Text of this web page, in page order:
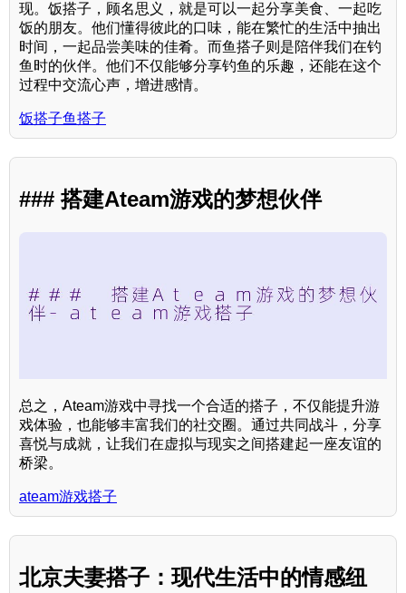
现。饭搭子，顾名思义，就是可以一起分享美食、一起吃
饭的朋友。他们懂得彼此的口味，能在繁忙的生活中抽出
时间，一起品尝美味的佳肴。而鱼搭子则是陪伴我们在钓
鱼时的伙伴。他们不仅能够分享钓鱼的乐趣，还能在这个
过程中交流心声，增进感情。
饭搭子鱼搭子
### 搭建Ateam游戏的梦想伙伴
总之，Ateam游戏中寻找一个合适的搭子，不仅能提升游
戏体验，也能够丰富我们的社交圈。通过共同战斗，分享
喜悦与成就，让我们在虚拟与现实之间搭建起一座友谊的
桥梁。
ateam游戏搭子
北京夫妻搭子：现代生活中的情感纽